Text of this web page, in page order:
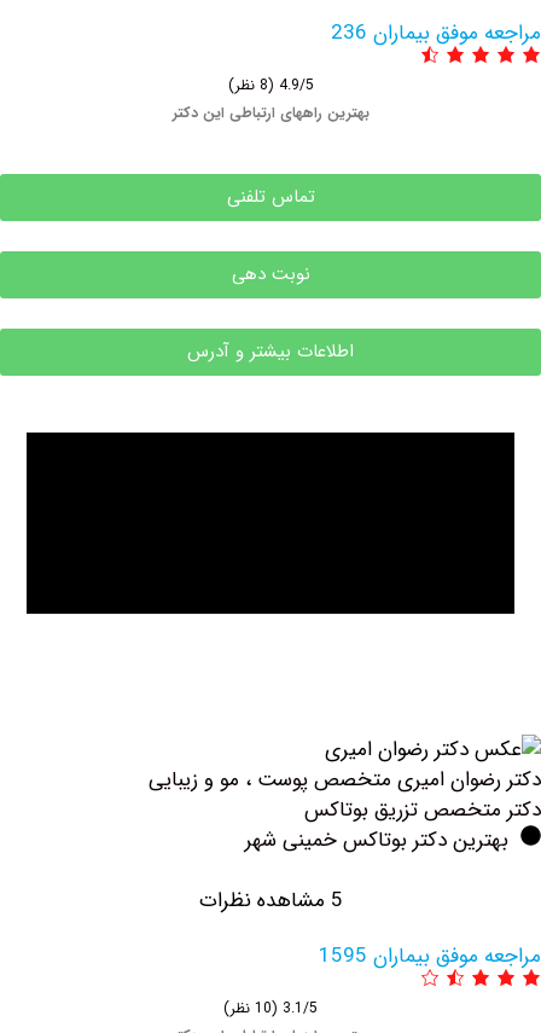
بیماران 236
بهترین راههای ارتباطی این دکتر
تماس تلفنی
نوبت دهی
اطلاعات بیشتر و آدرس
امیری متخصص پوست ، مو و زیبایی
تزریق بوتاكس
دکتر بوتاکس خمینی شهر
بیماران 1595